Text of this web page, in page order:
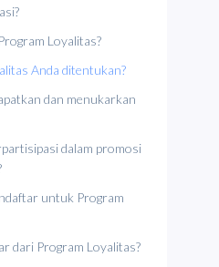
Loyalitas?
Anda ditentukan?
dan menukarkan
dalam promosi
untuk Program
dari Program Loyalitas?